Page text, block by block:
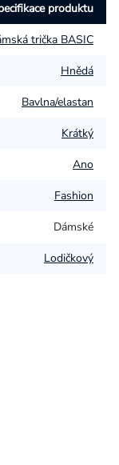
produktu
trička BASIC
Hnědá
Bavlna/elastan
Krátký
Ano
Fashion
Dámské
Lodičkový